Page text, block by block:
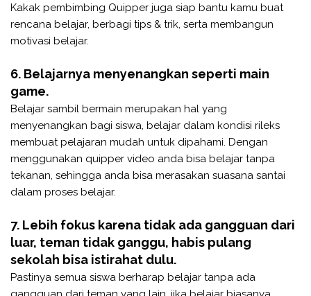
Kakak pembimbing Quipper juga siap bantu kamu buat
rencana belajar, berbagi tips & trik, serta membangun
motivasi belajar.
6. Belajarnya menyenangkan seperti main
game.
Belajar sambil bermain merupakan hal yang
menyenangkan bagi siswa, belajar dalam kondisi rileks
membuat pelajaran mudah untuk dipahami. Dengan
menggunakan quipper video anda bisa belajar tanpa
tekanan, sehingga anda bisa merasakan suasana santai
dalam proses belajar.
7. Lebih fokus karena tidak ada gangguan dari
luar, teman tidak ganggu, habis pulang
sekolah bisa istirahat dulu.
Pastinya semua siswa berharap belajar tanpa ada